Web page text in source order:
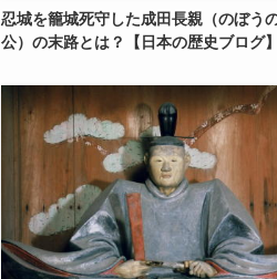
忍城を籠城死守した成田長親（のぼう
公）の末路とは？【日本の歴史ブログ】